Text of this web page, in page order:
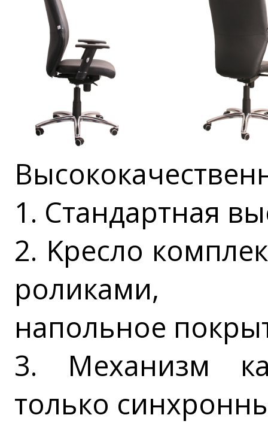
1. Стандартная
2. Kресло
роликами,
напольное
3. Механизм
только